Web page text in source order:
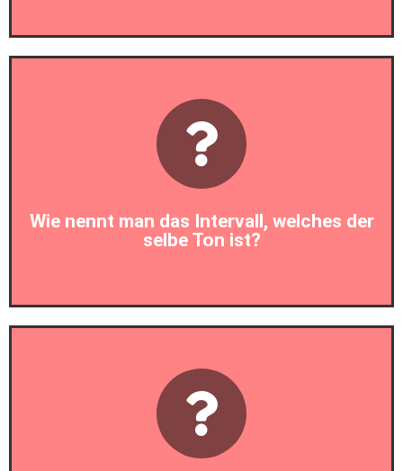
Wie nennt man das Intervall, welches der
selbe Ton ist?
Prim
Prim